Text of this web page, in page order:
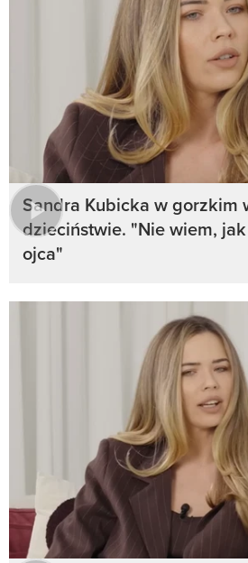
Sandra Kubicka w gorzkim
dzieciństwie. "Nie wiem,
ojca"